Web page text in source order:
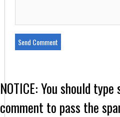
NOTICE:You should
comment to pass the